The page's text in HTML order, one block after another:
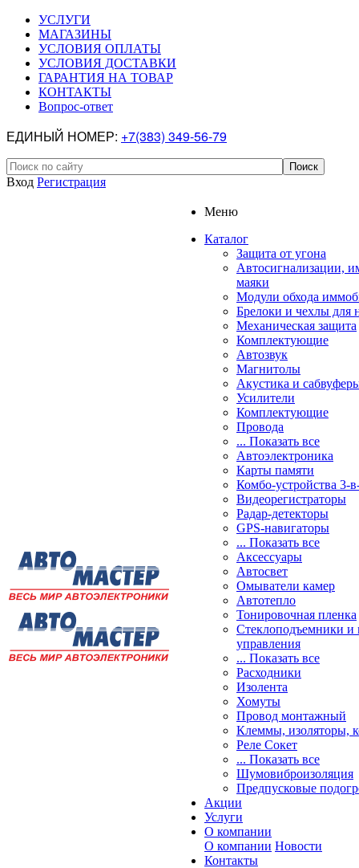
УСЛУГИ
МАГАЗИНЫ
УСЛОВИЯ ОПЛАТЫ
УСЛОВИЯ ДОСТАВКИ
ГАРАНТИЯ НА ТОВАР
КОНТАКТЫ
Вопрос-ответ
ЕДИНЫЙ НОМЕР: +7(383) 349-56-79
Вход Регистрация
Меню
Каталог
Защита от угона
Автосигнализации,
маяки
Модули обхода
Брелоки и чехлы для
Механическая защита
Комплектующие
Автозвук
Магнитолы
Акустика и
Усилители
Комплектующие
Провода
... Показать все
Автоэлектроника
Карты памяти
Комбо-устройства 3-
Видеорегистраторы
Радар-детекторы
GPS-навигаторы
... Показать все
Аксессуары
Автосвет
Омыватели камер
Автотепло
Тонировочная пленка
Стеклоподъемники и
управления
... Показать все
Расходники
Изолента
Хомуты
Провод монтажный
Клеммы, изоляторы,
Реле Сокет
... Показать все
Шумовиброизоляция
Предпусковые
Акции
Услуги
О компании
О компании Новости
Контакты